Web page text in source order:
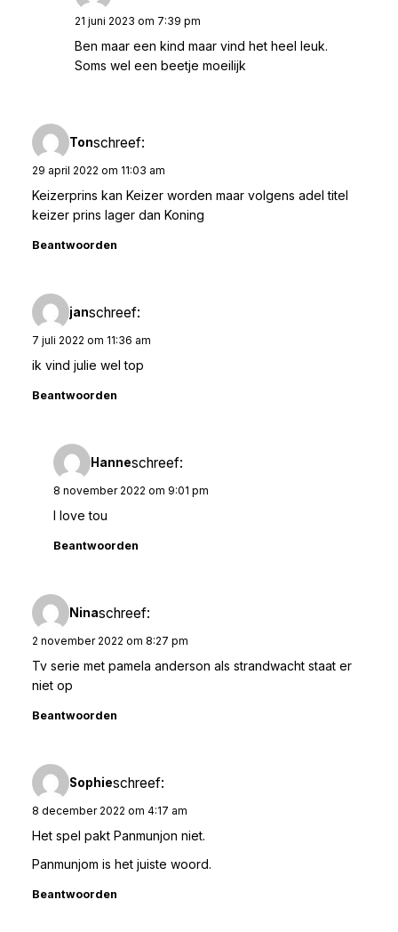
21 juni 2023 om 7:39 pm
Ben maar een kind maar vind het heel leuk.
Soms wel een beetje moeilijk
Tonschreef:
29 april 2022 om 11:03 am
Keizerprins kan Keizer worden maar volgens adel titel
keizer prins lager dan Koning
Beantwoorden
janschreef:
7 juli 2022 om 11:36 am
ik vind julie wel top
Beantwoorden
Hanneschreef:
8 november 2022 om 9:01 pm
I love tou
Beantwoorden
Ninaschreef:
2 november 2022 om 8:27 pm
Tv serie met pamela anderson als strandwacht staat er
niet op
Beantwoorden
Sophieschreef:
8 december 2022 om 4:17 am
Het spel pakt Panmunjon niet.
Panmunjom is het juiste woord.
Beantwoorden